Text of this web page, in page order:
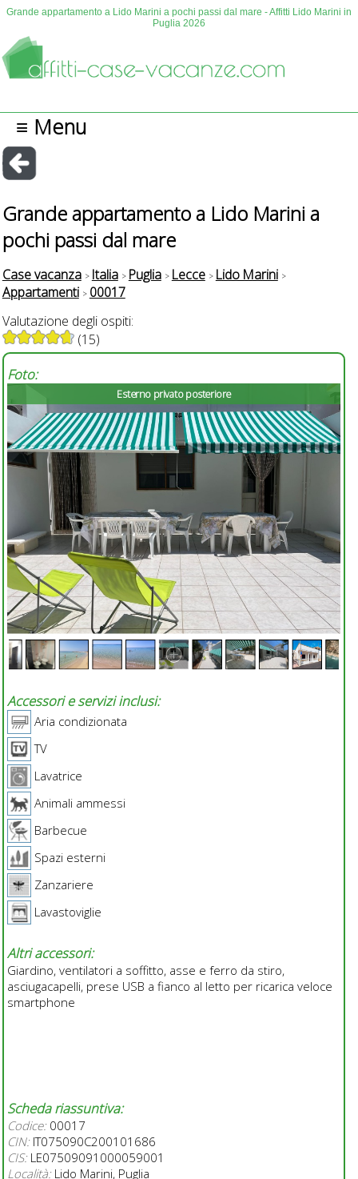
Grande appartamento a Lido Marini a pochi passi dal mare - Affitti Lido Marini in
Puglia 2026
≡ Menu
Grande appartamento a Lido Marini a
pochi passi dal mare
Case vacanza Italia Puglia Lecce
Lido Marini
Appartamenti
00017
Valutazione degli ospiti:
(15)
Foto:
Esterno privato posteriore
Accessori e servizi inclusi:
Aria condizionata
TV
Lavatrice
Animali ammessi
Barbecue
Spazi esterni
Zanzariere
Lavastoviglie
Altri accessori:
Giardino, ventilatori a soffitto, asse e ferro da stiro,
asciugacapelli, prese USB a fianco al letto per ricarica veloce
smartphone
Scheda riassuntiva:
Codice:00017
CIN:IT075090C200101686
CIS:LE07509091000059001
Località:Lido Marini, Puglia